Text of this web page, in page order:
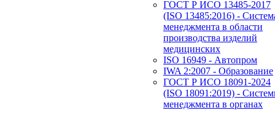
ГОСТ Р ИСО 13485-2017
(ISO 13485:2016) -
менеджмента в области
производства изделий
медицинских
ISO 16949 - Автопром
IWA 2:2007 - Образование
ГОСТ Р ИСО 18091-2024
(ISO 18091:2019) -
менеджмента в органах